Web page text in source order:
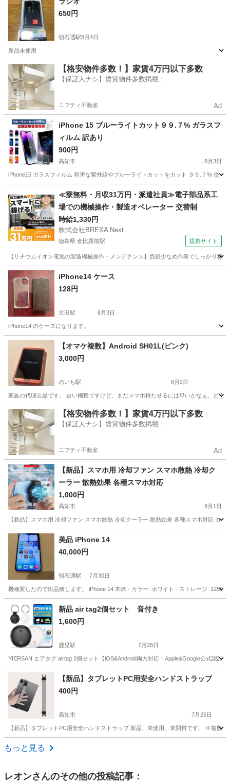
650円
領石通駅8月4日
新品未使用
高知 高知市 領石通駅 携帯アクセサリー
【格安物件多数！】家賃4万円以下多数
【保証人ナシ】賃貸物件多数掲載！
ニフティ不動産 Ad
iPhone 15 ブルーライトカット９９.７% ガラスフ
ィルム 訳あり
900円
高知市 8月3日
iPhone15 ガラスフィルム 有害な紫外線やブルーライトカットをカット ９９.７% 使
携帯アクセサリー ガラス
≪寮無料・月収31万円・派遣社員≫電子部品系工
場での機械操作・製造オペレーター 交替制
時給1,330円
株式会社BREXA Next
徳島県 金比羅前駅 提携サイト
【リチウムイオン電池の製造機械操作・メンテナンス】負担少なめ作業でしっかり
徳島 金比羅前駅iPhone14 ケース
128円
立田駅 8月3日
iPhone14 のケースになります。
高知 南国市 立田駅 携帯アクセサリー 【オマケ複数】Android SH01L(ピンク)
3,000円
のいち駅 8月2日
家族の代理出品です。 古い機種ですけど、まだスマホ持たせるには早いかなぁ、ど
高知 香南市 のいち駅 ドコモ Android
【格安物件多数！】家賃4万円以下多数
【保証人ナシ】賃貸物件多数掲載！
ニフティ不動産 Ad
【新品】スマホ用 冷却ファン スマホ散熱 冷却ク
ーラー 散熱効果 各種スマホ対応
1,000円
高知市 8月1日
【新品】スマホ用 冷却ファン スマホ散熱 冷却クーラー 散熱効果 各種スマホ対応 カ
高知 高知市 その他
美品 iPhone 14
40,000円
領石通駅 7月30日
機種変したので出品致します。 iPhone 14 本体 - カラー: ホワイト - ストレージ:
高知 高知市 領石通駅 au
新品 air tag2個セット 音付き
1,600円
鹿児駅 7月26日
YIERSAN エアタグ airtag 2個セット【iOS&Android両方対応・Apple&Google公式認
高知 高知市 鹿児駅 携帯アクセサリー
【新品】タブレットPC用安全ハンドストラップ
400円
高知市 7月25日
【新品】タブレットPC用安全ハンドストラップ 新品、未使用、未開封です。 ※複数
高知 高知市
もっと見る
レオンさんのその他の投稿記事：